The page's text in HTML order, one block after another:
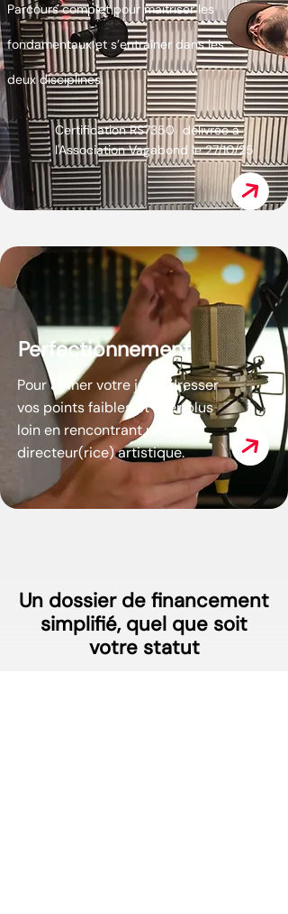
Parcours complet pour maîtriser les
fondamentaux et s’entraîner dans les
deux disciplines.
Certification RS7350 délivrée à
l'Association Vagabond le 27/10/25
Perfectionnement
Pour affiner votre jeu, adresser
vos points faibles et aller plus
loin en rencontrant un(e)
directeur(rice) artistique.
Un dossier de financement
simplifié, quel que soit
votre statut